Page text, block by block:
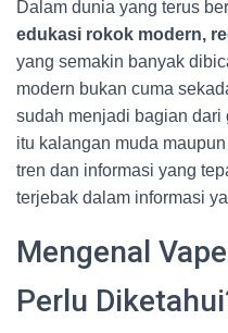
Dalam dunia yang terus
edukasi rokok modern,
yang semakin banyak
modern bukan cuma
sudah menjadi bagian
itu kalangan muda
tren dan informasi yang
terjebak dalam informasi
Mengenal
Perlu